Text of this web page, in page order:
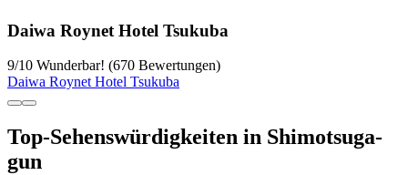
Daiwa Roynet Hotel Tsukuba
9/10 Wunderbar! (670 Bewertungen)
Daiwa Roynet Hotel Tsukuba
Top-Sehenswürdigkeiten in Shimotsuga-
gun